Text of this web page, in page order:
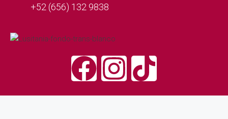
+52 (656) 132 9838